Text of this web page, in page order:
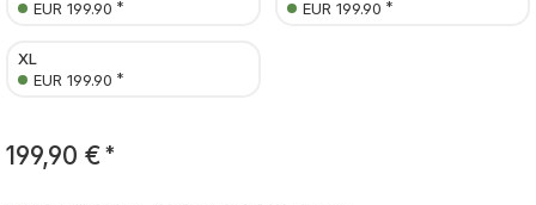
EUR 199.90 *
EUR 199.90 *
XL
EUR 199.90 *
199,90 € *